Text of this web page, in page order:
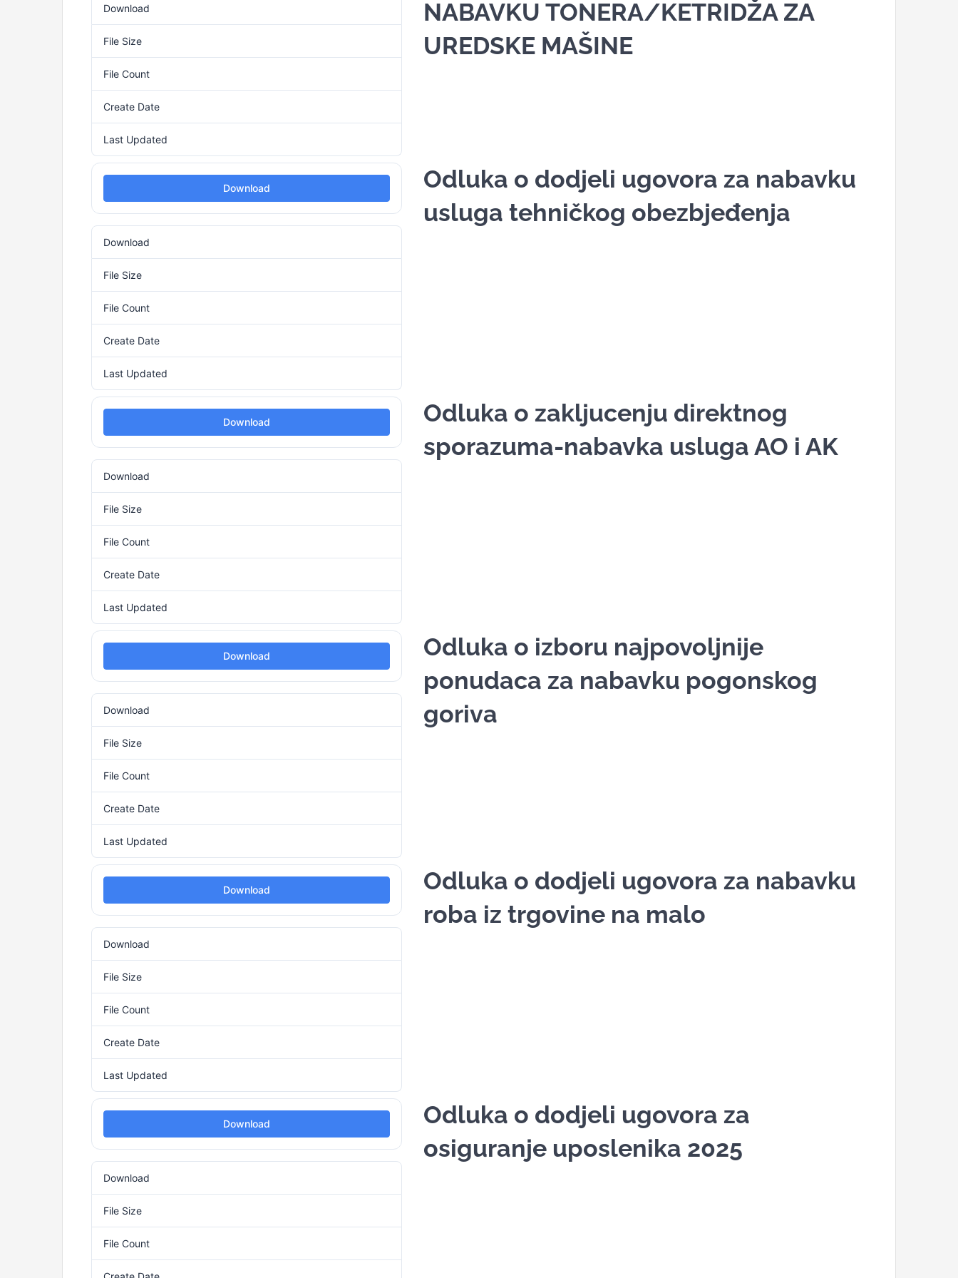
Download
File Size
File Count
Create Date
Last Updated
NABAVKU TONERA/KETRIDŽA ZA
UREDSKE MAŠINE
Download
Download
File Size
File Count
Create Date
Last Updated
Odluka o dodjeli ugovora za nabavku
usluga tehničkog obezbjeđenja
Download
Download
File Size
File Count
Create Date
Last Updated
Odluka o zakljucenju direktnog
sporazuma-nabavka usluga AO i AK
Download
Download
File Size
File Count
Create Date
Last Updated
Odluka o izboru najpovoljnije
ponudaca za nabavku pogonskog
goriva
Download
Download
File Size
File Count
Create Date
Last Updated
Odluka o dodjeli ugovora za nabavku
roba iz trgovine na malo
Download
Download
File Size
File Count
Odluka o dodjeli ugovora za
osiguranje uposlenika 2025